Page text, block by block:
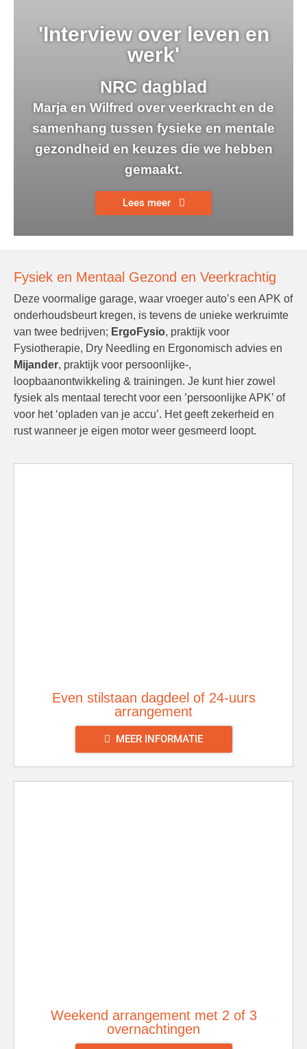
'Interview over leven en
werk'
NRC dagblad
Marja en Wilfred over veerkracht en de
samenhang tussen fysieke en mentale
gezondheid en keuzes die we hebben
gemaakt.
Lees meer
Fysiek en Mentaal Gezond en Veerkrachtig
Deze voormalige garage, waar vroeger auto’s een APK of
onderhoudsbeurt kregen, is tevens de unieke werkruimte
van twee bedrijven; ErgoFysio, praktijk voor
Fysiotherapie, Dry Needling en Ergonomisch advies en
Mijander, praktijk voor persoonlijke-,
loopbaanontwikkeling & trainingen. Je kunt hier zowel
fysiek als mentaal terecht voor een ’persoonlijke APK’ of
voor het ‘opladen van je accu’. Het geeft zekerheid en
rust wanneer je eigen motor weer gesmeerd loopt.
Even stilstaan dagdeel of 24-uurs
arrangement
MEER INFORMATIE
Weekend arrangement met 2 of 3
overnachtingen